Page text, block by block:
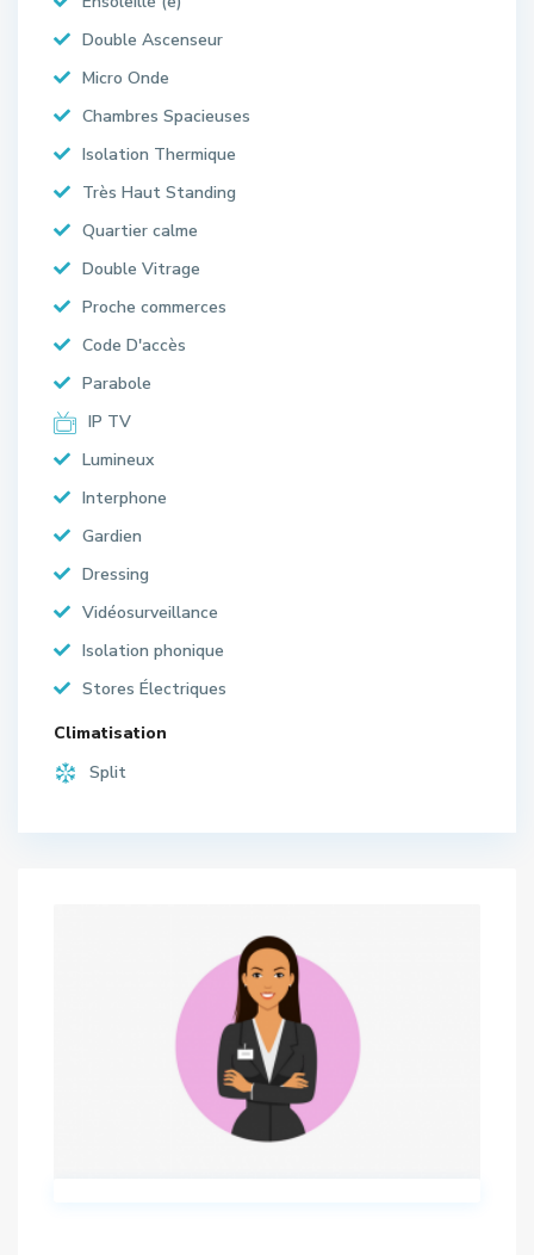
Double Ascenseur
Micro Onde
Chambres Spacieuses
Isolation Thermique
Très Haut Standing
Quartier calme
Double Vitrage
Proche commerces
Code D'accès
Parabole
IP TV
Lumineux
Interphone
Gardien
Dressing
Vidéosurveillance
Isolation phonique
Stores Électriques
Climatisation
Split